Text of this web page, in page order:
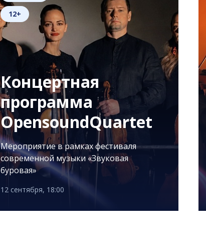
12+
Концертная
программа
OpensoundQuartet
Мероприятие в рамках фестиваля
современной музыки «Звуковая
буровая»
12 сентября, 18:00